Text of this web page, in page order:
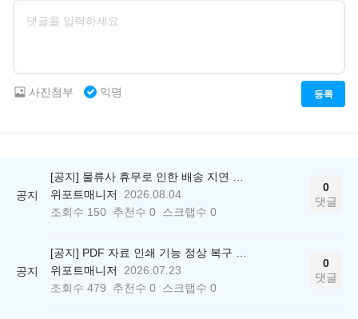
등록
사진첨부 익명
공지
위포트매니저
2026.08.04
조회수 150 추천수 0 스크랩수 0
0
댓글
공지
위포트매니저
2026.07.23
조회수 479 추천수 0 스크랩수 0
0
댓글